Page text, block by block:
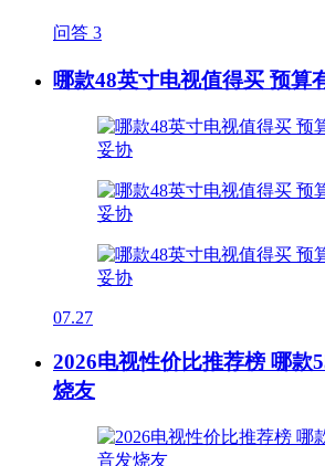
问答 3
哪款48英寸电视值得买 预算
07.27
2026电视性价比推荐榜 哪款
烧友